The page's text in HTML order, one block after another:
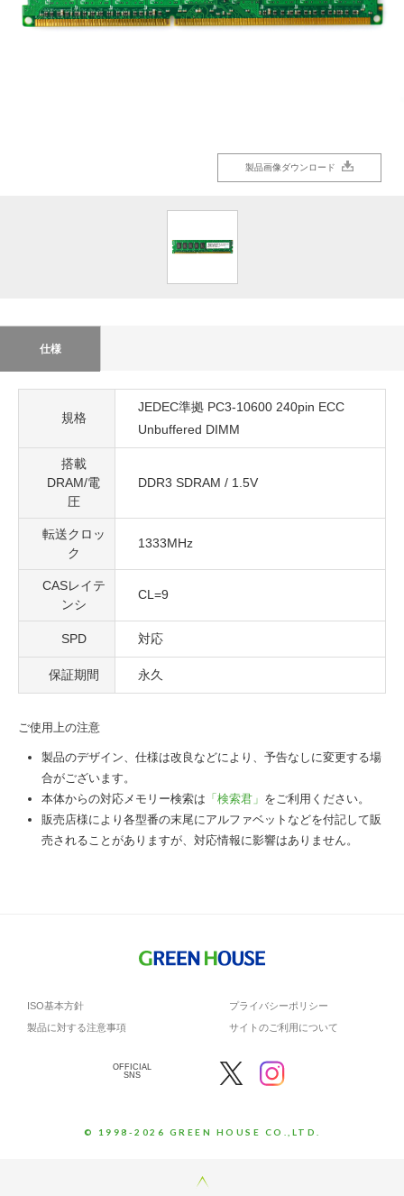
製品画像ダウンロード
仕様
規格
JEDEC準拠 PC3-10600 240pin ECC
Unbuffered DIMM
搭載
DRAM/電
圧
DDR3 SDRAM / 1.5V
転送クロッ
ク
1333MHz
CASレイテ
ンシ
CL=9
SPD 対応
保証期間 永久
ご使用上の注意
製品のデザイン、仕様は改良などにより、予告なしに変更する場
合がございます。
本体からの対応メモリー検索は 「検索君」 をご利用ください。
販売店様により各型番の末尾にアルファベットなどを付記して販
売されることがありますが、対応情報に影響はありません。
ISO基本方針
プライバシーポリシー
製品に対する注意事項
サイトのご利用について
OFFICIAL
SNS
© 1998-2026 GREEN HOUSE CO.,LTD.